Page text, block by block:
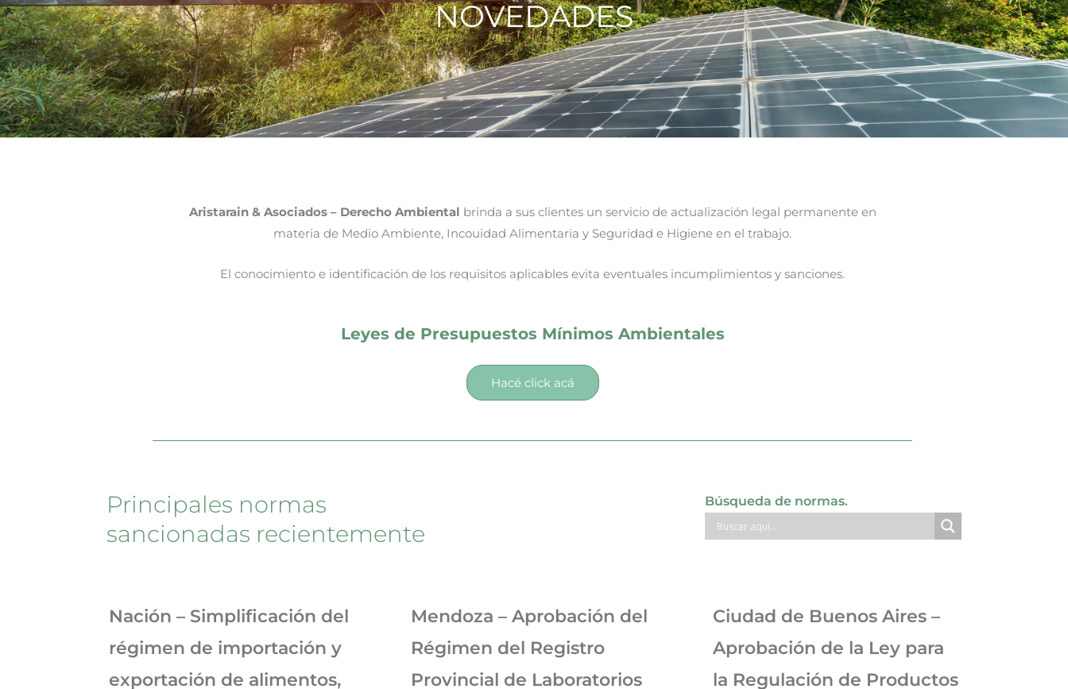
NOVEDADES
Aristarain & Asociados – Derecho Ambiental brinda a sus clientes un servicio de actualización legal permanente en
materia de Medio Ambiente, Incouidad Alimentaria y Seguridad e Higiene en el trabajo.
El conocimiento e identificación de los requisitos aplicables evita eventuales incumplimientos y sanciones.
Leyes de Presupuestos Mínimos Ambientales
Hacé click acá
Principales normas
sancionadas recientemente
Búsqueda de normas.
Nación – Simplificación del
régimen de importación y
exportación de alimentos,
Mendoza – Aprobación del
Régimen del Registro
Provincial de Laboratorios
Ciudad de Buenos Aires –
Aprobación de la Ley para
la Regulación de Productos